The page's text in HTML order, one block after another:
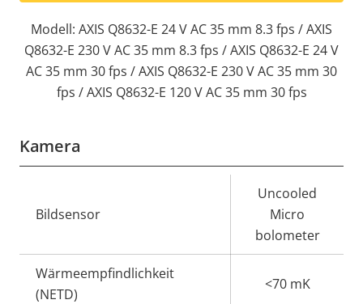
Modell: AXIS Q8632-E 24 V AC 35 mm 8.3 fps / AXIS
Q8632-E 230 V AC 35 mm 8.3 fps / AXIS Q8632-E 24 V
AC 35 mm 30 fps / AXIS Q8632-E 230 V AC 35 mm 30
fps / AXIS Q8632-E 120 V AC 35 mm 30 fps
Kamera
Eigentumswert
Bildsensor
Uncooled
Micro
bolometer
Wärmeempfindlichkeit
(NETD)
<70 mK